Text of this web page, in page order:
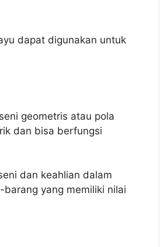
dapat digunakan untuk
geometris atau pola
dan bisa berfungsi
dan keahlian dalam
yang memiliki nilai